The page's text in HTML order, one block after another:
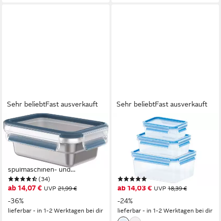
Sehr beliebtFast ausverkauft
EMSA
Frischhaltedose Clip & Close,
Edelstahl 18/10, Kunststoff,
(Set, 1-tlg), Edelstahl, frost-,
spülmaschinen- und
backofenfest
(34)
ab 14,07 € UVP 21,99 €
-36%
lieferbar - in 1-2 Werktagen bei dir
Sehr beliebtFast ausverkauft
Frischhaltedose Clip & Close,
Kunststoff, (Set, 3-tlg),
0,55/1/2,2L, auslaufsicher,
hygienisch, innovative
Deckeltechnologie
(112)
ab 14,03 € UVP 18,39 €
-24%
lieferbar - in 1-2 Werktagen bei dir